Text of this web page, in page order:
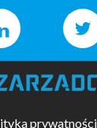
prywatności